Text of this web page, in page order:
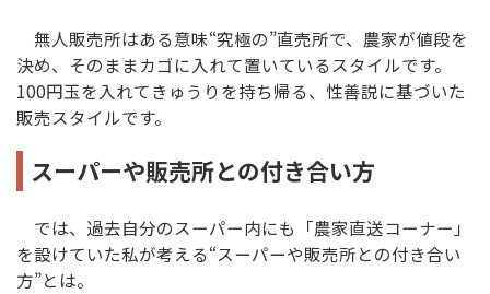
無人販売所はある意味“究極の”直売所で、農家が値段を
決め、そのままカゴに入れて置いているスタイルです。
100円玉を入れてきゅうりを持ち帰る、性善説に基づいた
販売スタイルです。
スーパーや販売所との付き合い方
では、過去自分のスーパー内にも「農家直送コーナー」
を設けていた私が考える“スーパーや販売所との付き合い
方”とは。